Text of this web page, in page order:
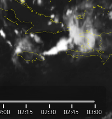
02:15 02:30 02:45 03:00